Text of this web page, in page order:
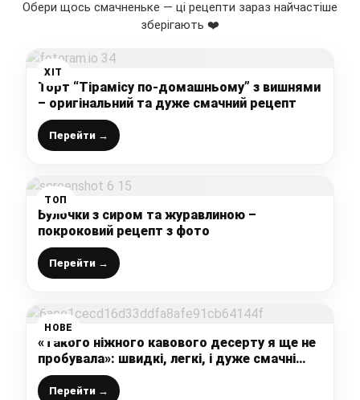
Обери щось смачненьке — ці рецепти зараз найчастіше
зберігають ❤️
ХІТ
Торт “Тірамісу по-домашньому” з вишнями
– оригінальний та дуже смачний рецепт
Перейти →
ТОП
Булочки з сиром та журавлиною –
покроковий рецепт з фото
Перейти →
НОВЕ
«Такого ніжного кавового десерту я ще не
пробувала»: швидкі, легкі, і дуже смачні
ласощі до чаю (обов’язково готую на
Новорічний стіл)
Перейти →